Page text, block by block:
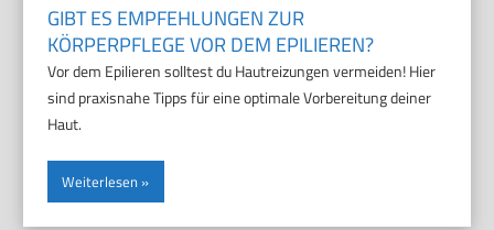
GIBT ES EMPFEHLUNGEN ZUR
KÖRPERPFLEGE VOR DEM EPILIEREN?
Vor dem Epilieren solltest du Hautreizungen vermeiden! Hier
sind praxisnahe Tipps für eine optimale Vorbereitung deiner
Haut.
Weiterlesen